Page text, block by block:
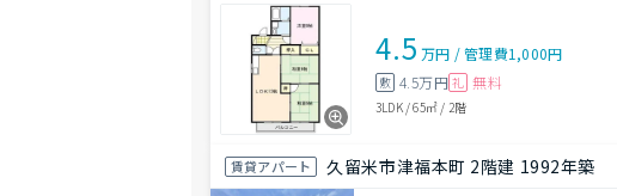
4.5 万円 /管理費1,000円
敷 4.5万円 礼 無料
3LDK/65㎡ / 2階
賃貸アパート 久留米市津福本町 2階建 1992年築